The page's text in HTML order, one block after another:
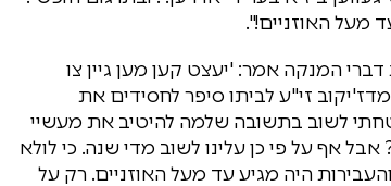
מעל האוזניים!".
המנקה אמר: 'יעצט קען מען גיין צו
זי"ע לביתו סיפר לחסידים את
לשוב בתשובה שלמה להיטיב את מעשיי
אף על פי כן עלינו לשוב מדי שנה. כי לולא
היה מגיע עד מעל האוזניים. רק על